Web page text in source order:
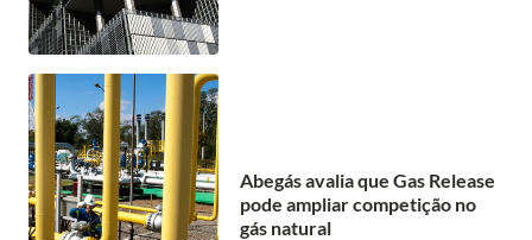
Abegás avalia que Gas Release
pode ampliar competição no
gás natural